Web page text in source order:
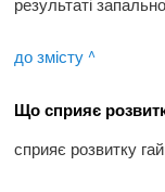
до змісту ^
Що сприяє
сприяє розвитку